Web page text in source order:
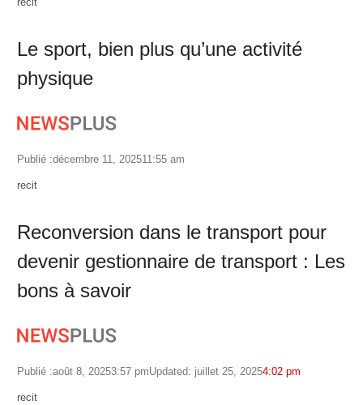
Le sport, bien plus qu’une activité
physique
Publié :décembre 11, 202511:55 am
Author
recit
Reconversion dans le transport pour
devenir gestionnaire de transport : Les
bons à savoir
Publié :août 8, 20253:57 pmUpdated: juillet 25, 20254:02 pm
Author
recit